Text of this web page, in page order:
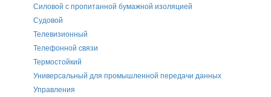
Силовой с пропитанной бумажной изоляцией
Судовой
Телевизионный
Телефонной связи
Термостойкий
Универсальный для промышленной передачи данных
Управления